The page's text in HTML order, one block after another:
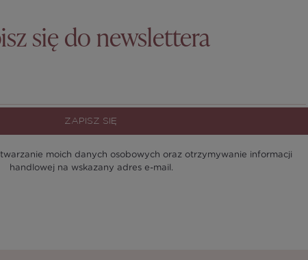
się do newslettera
ZAPISZ SIĘ
moich danych osobowych oraz otrzymywanie informacji
handlowej na wskazany adres e-mail.